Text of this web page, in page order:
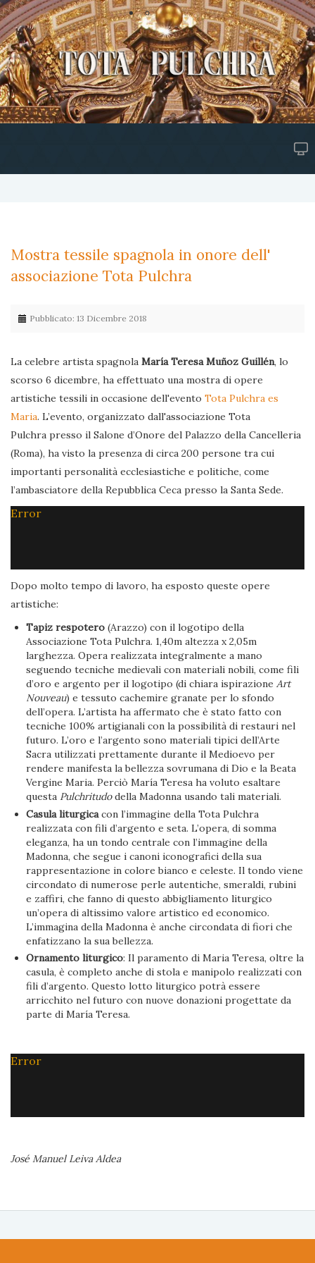
Mostra tessile spagnola in onore dell'
associazione Tota Pulchra
Pubblicato: 13 Dicembre 2018
La celebre artista spagnola María Teresa Muñoz Guillén, lo
scorso 6 dicembre, ha effettuato una mostra di opere
artistiche tessili in occasione dell'evento Tota Pulchra es
Maria. L’evento, organizzato dall'associazione Tota
Pulchra presso il Salone d’Onore del Palazzo della Cancelleria
(Roma), ha visto la presenza di circa 200 persone tra cui
importanti personalità ecclesiastiche e politiche, come
l’ambasciatore della Repubblica Ceca presso la Santa Sede.
Error
Dopo molto tempo di lavoro, ha esposto queste opere
artistiche:
Tapiz respotero (Arazzo) con il logotipo della
Associazione Tota Pulchra. 1,40m altezza x 2,05m
larghezza. Opera realizzata integralmente a mano
seguendo tecniche medievali con materiali nobili, come fili
d’oro e argento per il logotipo (di chiara ispirazioneArt
Nouveau) e tessuto cachemire granate per lo sfondo
dell’opera. L’artista ha affermato che è stato fatto con
tecniche 100% artigianali con la possibilità di restauri nel
futuro. L’oro e l’argento sono materiali tipici dell’Arte
Sacra utilizzati prettamente durante il Medioevo per
rendere manifesta la bellezza sovrumana di Dio e la Beata
Vergine Maria. Perciò María Teresa ha voluto esaltare
questa Pulchritudodella Madonna usando tali materiali.
Casula liturgicacon l’immagine della Tota Pulchra
realizzata con fili d’argento e seta. L’opera, di somma
eleganza, ha un tondo centrale con l’immagine della
Madonna, che segue i canoni iconografici della sua
rappresentazione in colore bianco e celeste. Il tondo viene
circondato di numerose perle autentiche, smeraldi, rubini
e zaffiri, che fanno di questo abbigliamento liturgico
un’opera di altissimo valore artistico ed economico.
L’immagina della Madonna è anche circondata di fiori che
enfatizzano la sua bellezza.
Ornamento liturgico: Il paramento di Maria Teresa, oltre la
casula, è completo anche di stola e manipolo realizzati con
fili d’argento. Questo lotto liturgico potrà essere
arricchito nel futuro con nuove donazioni progettate da
parte di María Teresa.
Error
José Manuel Leiva Aldea